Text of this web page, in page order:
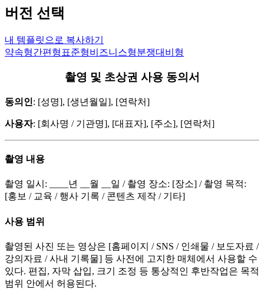
버전 선택
내 템플릿으로 복사하기
약속형간편형 표준형비즈니스형분쟁대비형
촬영 및 초상권 사용 동의서
동의인: [성명], [생년월일], [연락처]
사용자: [회사명 / 기관명], [대표자], [주소], [연락처]
촬영 내용
촬영 일시: ____년 __월 __일 / 촬영 장소: [장소] / 촬영 목적:
[홍보 / 교육 / 행사 기록 / 콘텐츠 제작 / 기타]
사용 범위
촬영된 사진 또는 영상은 [홈페이지 / SNS / 인쇄물 / 보도자료 /
강의자료 / 사내 기록물] 등 사전에 고지한 매체에서 사용할 수
있다. 편집, 자막 삽입, 크기 조정 등 통상적인 후반작업은 목적
범위 안에서 허용된다.